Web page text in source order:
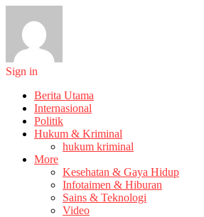
Sign in
Berita Utama
Internasional
Politik
Hukum & Kriminal
hukum kriminal
More
Kesehatan & Gaya Hidup
Infotaimen & Hiburan
Sains & Teknologi
Video